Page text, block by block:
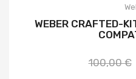
WEBER CRAFTED-
100,00 €